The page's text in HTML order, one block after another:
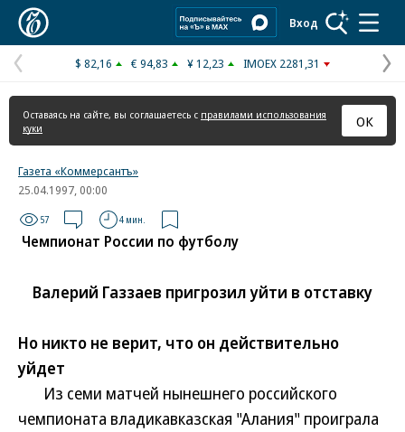
Вход
Предыдущая
страница
$ 82,16 € 94,83 ¥ 12,23 IMOEX 2281,31
Оставаясь на сайте, вы соглашаетесь с правилами использования
куки
ОК
Газета «Коммерсантъ»
25.04.1997, 00:00
57 4 мин.
Чемпионат России по футболу
Валерий Газзаев пригрозил уйти в отставку
Но никто не верит, что он действительно
уйдет
Из семи матчей нынешнего российского
чемпионата владикавказская "Алания" проиграла